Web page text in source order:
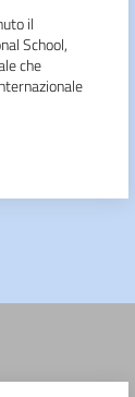
il
School,
che